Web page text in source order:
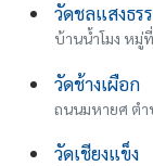
วัดชลแสงธร
บ้านน้ําโมง หมู่
วัดช้างเผือก
ถนนมหายศ ตำ
วัดเชียงแข็ง